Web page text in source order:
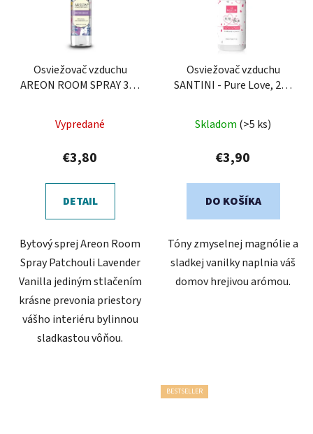
Osviežovač vzduchu
AREON ROOM SPRAY 300
Vanilla
Vypredané
€3,80
DETAIL
Bytový sprej Areon Room
Spray Patchouli Lavender
Vanilla jediným stlačením
krásne prevonia priestory
vášho interiéru bylinnou
sladkastou vôňou.
Osviežovač vzduchu
SANTINI - Pure Love, 250
hodnotenie
produktu
je
5,0
z
hviezdičiek.
Skladom (>5 ks)
€3,90
DO KOŠÍKA
Tóny zmyselnej magnólie a
sladkej vanilky naplnia váš
domov hrejivou arómou.
BESTSELLER